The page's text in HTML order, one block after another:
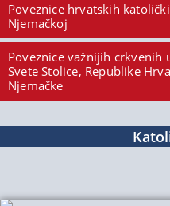
Poveznice hrvatskih
Njemačkoj
Poveznice važnijih
Svete Stolice, Republike
Njemačke